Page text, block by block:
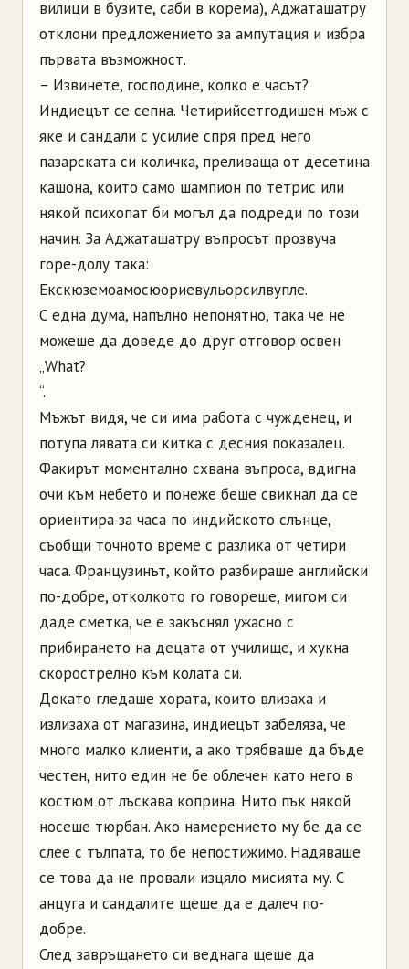
вилици в бузите, саби в корема), Аджаташатру
отклони предложението за ампутация и избра
първата възможност.
– Извинете, господине, колко е часът?
Индиецът се сепна. Четирийсетгодишен мъж с
яке и сандали с усилие спря пред него
пазарската си количка, преливаща от десетина
кашона, които само шампион по тетрис или
някой психопат би могъл да подреди по този
начин. За Аджаташатру въпросът прозвуча
горе-долу така:
Екскюземоамосюориевульорсилвупле.
С една дума, напълно непонятно, така че не
можеше да доведе до друг отговор освен
„What?
“.
Мъжът видя, че си има работа с чужденец, и
потупа лявата си китка с десния показалец.
Факирът моментално схвана въпроса, вдигна
очи към небето и понеже беше свикнал да се
ориентира за часа по индийското слънце,
съобщи точното време с разлика от четири
часа. Французинът, който разбираше английски
по-добре, отколкото го говореше, мигом си
даде сметка, че е закъснял ужасно с
прибирането на децата от училище, и хукна
скорострелно към колата си.
Докато гледаше хората, които влизаха и
излизаха от магазина, индиецът забеляза, че
много малко клиенти, а ако трябваше да бъде
честен, нито един не бе облечен като него в
костюм от лъскава коприна. Нито пък някой
носеше тюрбан. Ако намерението му бе да се
слее с тълпата, то бе непостижимо. Надяваше
се това да не провали изцяло мисията му. С
анцуга и сандалите щеше да е далеч по-
добре.
След завръщането си веднага щеше да